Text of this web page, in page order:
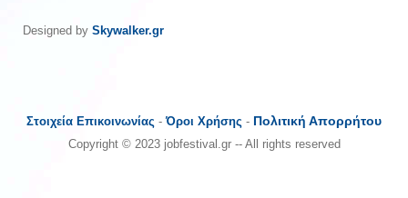
Designed by Skywalker.gr
Στοιχεία Επικοινωνίας -Όροι Χρήσης - Πολιτική Απορρήτου
Copyright © 2023 jobfestival.gr -- All rights reserved